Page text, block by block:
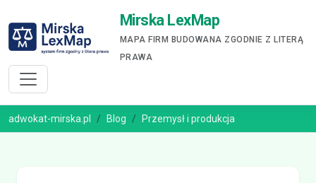
Mirska LexMap
MAPA FIRM BUDOWANA ZGODNIE Z LITERĄ
PRAWA
adwokat-mirska.pl Blog Przemysł i produkcja